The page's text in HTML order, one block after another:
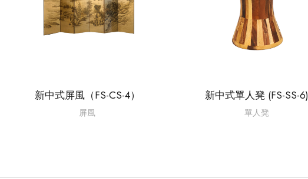
新中式屏風（FS-CS-4）
屏風
新中式單人凳 (FS-SS-6)
單人凳